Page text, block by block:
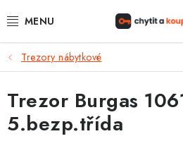
na
DŮM, BYT, ZAHRADA
ZÁMEČNICTVÍ - ZABEZPEČENÍ
KANCELÁŘ
Trezory nábytkové
Trezor Burgas
5.bezp.třída